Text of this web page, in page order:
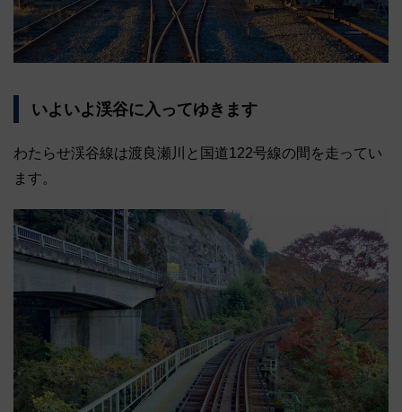
いよいよ渓谷に入ってゆきます
わたらせ渓谷線は渡良瀬川と国道122号線の間を走ってい
ます。